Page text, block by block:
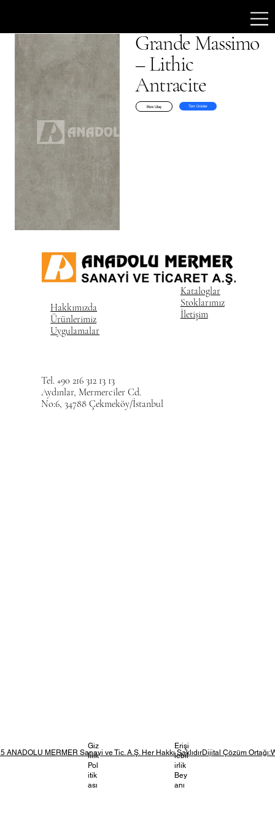
Grande Massimo
– Lithic
Antracite
Bize Ulaş Tüm Ürünler
Giz
lilik
Pol
itik
ası
Erişi
lebil
irlik
Bey
anı
ANADOLU MERMER Sanayi ve Tic. A.Ş. Her Hakkı SaklıdırDijital Çözüm
Hakkımızda
Ürünlerimiz
Uygulamalar
Kataloglar
Stoklarımız
İletişim
Tel. +90 216 312 13 13
Aydınlar, Mermerciler Cd.
No:6, 34788 Çekmeköy/İstanbul